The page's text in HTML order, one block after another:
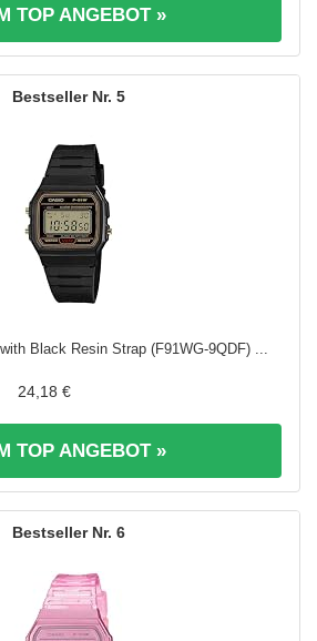
TOP ANGEBOT »
5
Black Resin Strap (F91WG-9QDF) ...
24,18 €
TOP ANGEBOT »
6